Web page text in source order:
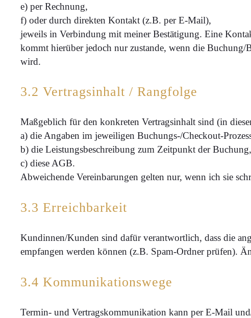
e) per Rechnung,
f) oder durch direkten Kontakt (z.B. per E-Mail),
jeweils in Verbindung mit meiner Bestätigung. Eine
kommt hierüber jedoch nur zustande, wenn die
wird.
3.2 Vertragsinhalt / Rangfolge
Maßgeblich für den konkreten Vertragsinhalt sind (in
a) die Angaben im jeweiligen Buchungs-/Checkout-
b) die Leistungsbeschreibung zum Zeitpunkt der Buchung,
c) diese AGB.
Abweichende Vereinbarungen gelten nur, wenn ich sie
3.3 Erreichbarkeit
Kundinnen/Kunden sind dafür verantwortlich, dass die
empfangen werden können (z.B. Spam-Ordner prüfen).
3.4 Kommunikationswege
Termin- und Vertragskommunikation kann per E-Mail